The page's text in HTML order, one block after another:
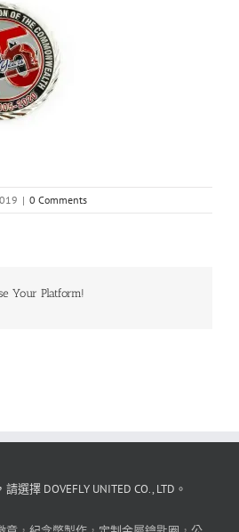
| 0 Comments
Your Platform!
選擇 DOVEFLY UNITED CO., LTD。